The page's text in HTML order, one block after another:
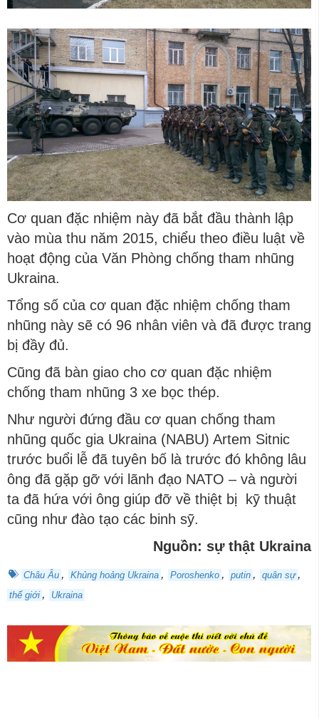
Cơ quan đặc nhiệm này đã bắt đầu thành lập
vào mùa thu năm 2015, chiểu theo điều luật về
hoạt động của Văn Phòng chống tham nhũng
Ukraina.
Tổng số của cơ quan đặc nhiệm chống tham
nhũng này sẽ có 96 nhân viên và đã được trang
bị đầy đủ.
Cũng đã bàn giao cho cơ quan đặc nhiệm
chống tham nhũng 3 xe bọc thép.
Như người đứng đầu cơ quan chống tham
nhũng quốc gia Ukraina (NABU) Artem Sitnic
trước buổi lễ đã tuyên bố là trước đó không lâu
ông đã gặp gỡ với lãnh đạo NATO – và người
ta đã hứa với ông giúp đỡ về thiệt bị kỹ thuật
cũng như đào tạo các binh sỹ.
Nguồn: sự thật Ukraina
Châu Âu , Khủng hoảng Ukraina , Poroshenko , putin , quân sự ,
thế giới , Ukraina